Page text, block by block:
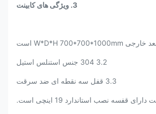
3. ویژگی های کابینت
3.2 304 جنس استنلس استیل
3.3 قفل سه نقطه ای ضد سرقت